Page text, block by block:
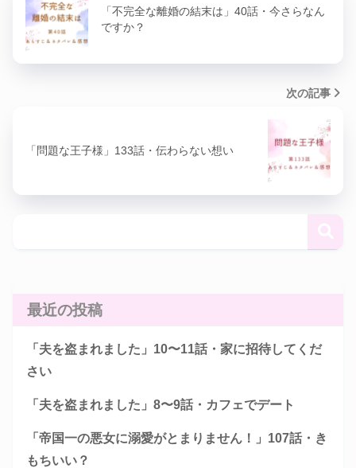
「不完全な離婚の結末は」40話・今さらなん
ですか？
次の記事
「問題な王子様」133話・伝わらない想い
最近の投稿
「夫を盗まれました」10〜11話・家に招待してくだ
さい
「夫を盗まれました」8〜9話・カフェでデート
「帝国一の悪女に溺愛がとまりません！」107話・き
もちいい？